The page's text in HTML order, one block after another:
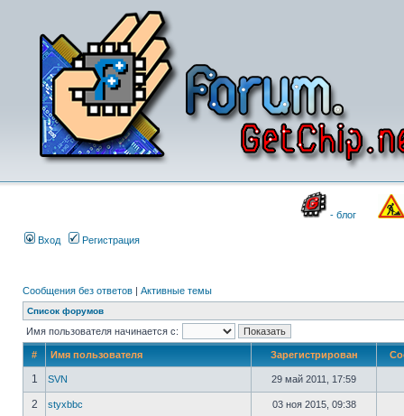
- блог
Вход Регистрация
Сообщения без ответов | Активные темы
Список форумов
Имя пользователя начинается с:
# Имя пользователя Зарегистрирован
1 SVN 29 май 2011, 17:59
2 styxbbc 03 ноя 2015, 09:38